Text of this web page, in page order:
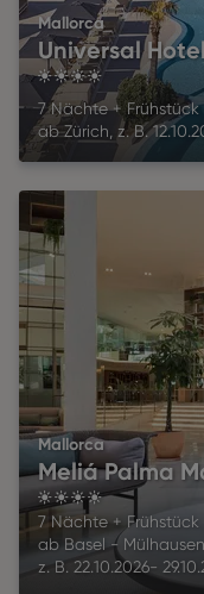
Mallorca
Universal
7 Nächte+Frühstück
ab Zürich, z. B.
Mallorca
Meliá Palma
4
7 Nächte+ Frühstück
ab Basel - Mülhausen
z. B. 22.10.2026-